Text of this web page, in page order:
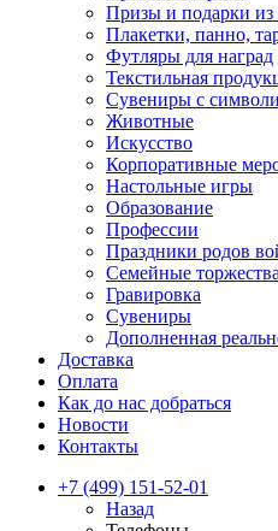
Призы и подарки из
Плакетки, панно,
Футляры для наград
Текстильная
Сувениры с
Животные
Искусство
Корпоративные
Настольные игры
Образование
Профессии
Праздники родов
Семейные торжества
Гравировка
Сувениры
Дополненная
Доставка
Оплата
Как до нас добраться
Новости
Контакты
+7 (499) 151-52-01
Назад